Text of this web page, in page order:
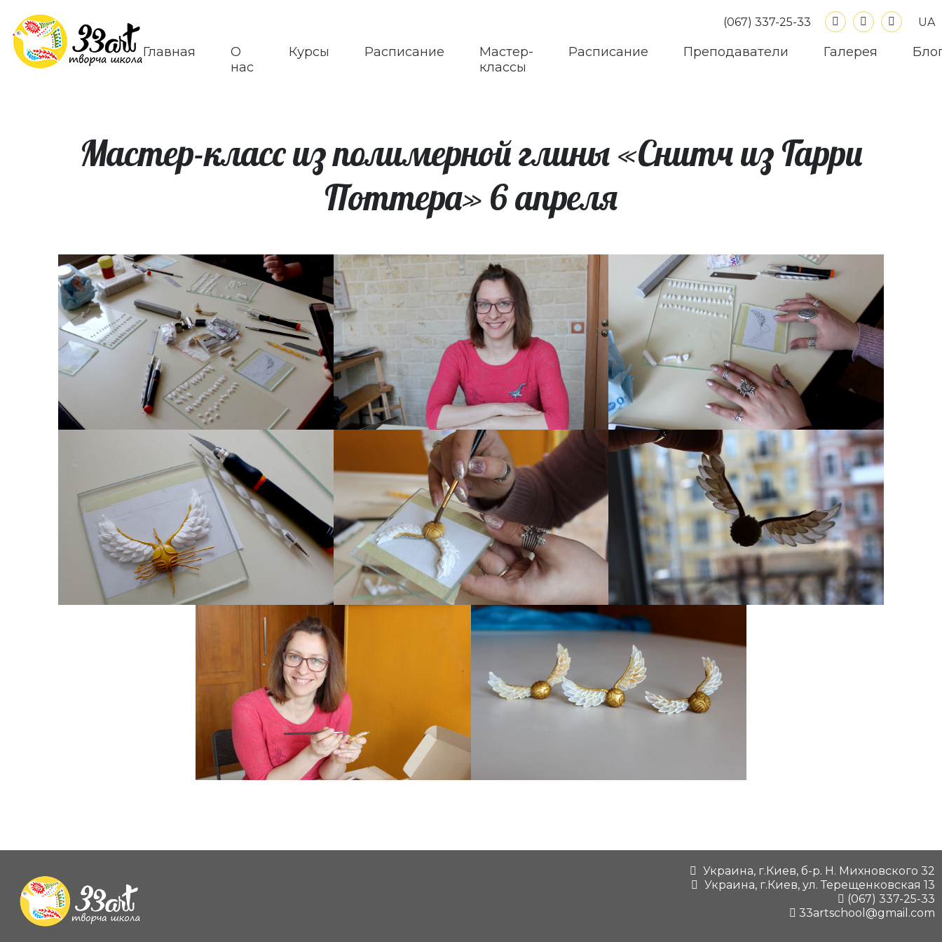
(067) 337-25-33 UA
Главная
О
нас
Курсы Расписание
Мастер-
классы
Расписание Преподаватели Галерея
Мастер-класс из полимерной глины «Снитч из Гарри
Поттера» 6 апреля
Украина, г.Киев, б-р. Н. Михновского 32
Украина, г.Киев, ул. Терещенковская 13
(067) 337-25-33
33artschool@gmail.com